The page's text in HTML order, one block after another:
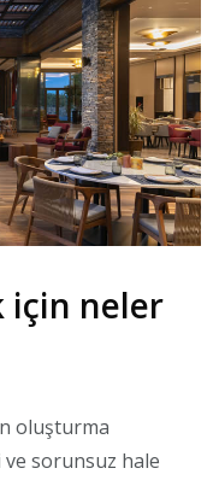
için neler
oluşturma
ve sorunsuz hale